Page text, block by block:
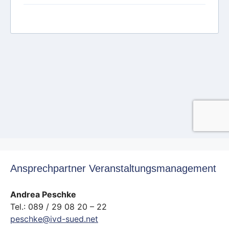
Ansprechpartner Veranstaltungsmanagement
Andrea Peschke
Tel.: 089 / 29 08 20 – 22
peschke@ivd-sued.net